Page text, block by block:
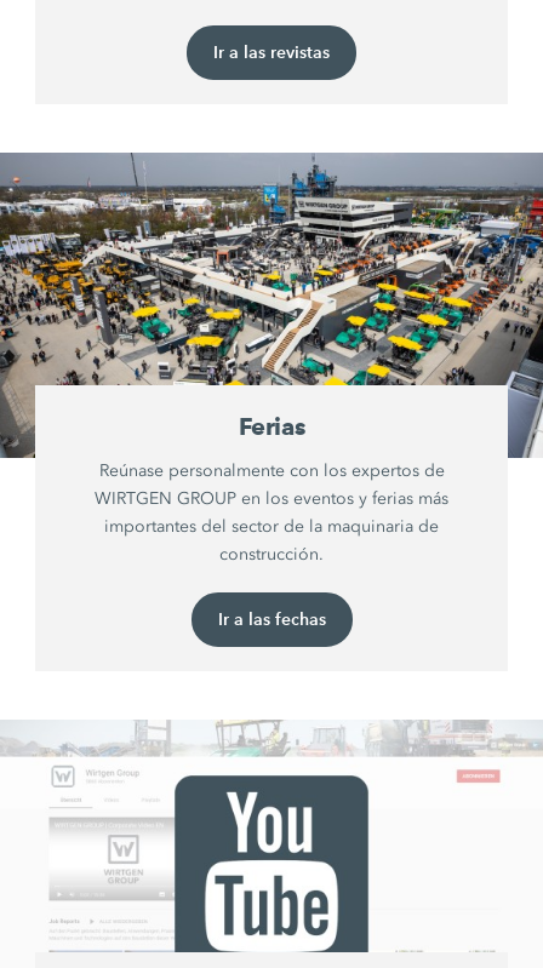
Ir a las revistas
Ferias
Reúnase personalmente con los expertos de
WIRTGEN GROUP en los eventos y ferias más
importantes del sector de la maquinaria de
construcción.
Ir a las fechas